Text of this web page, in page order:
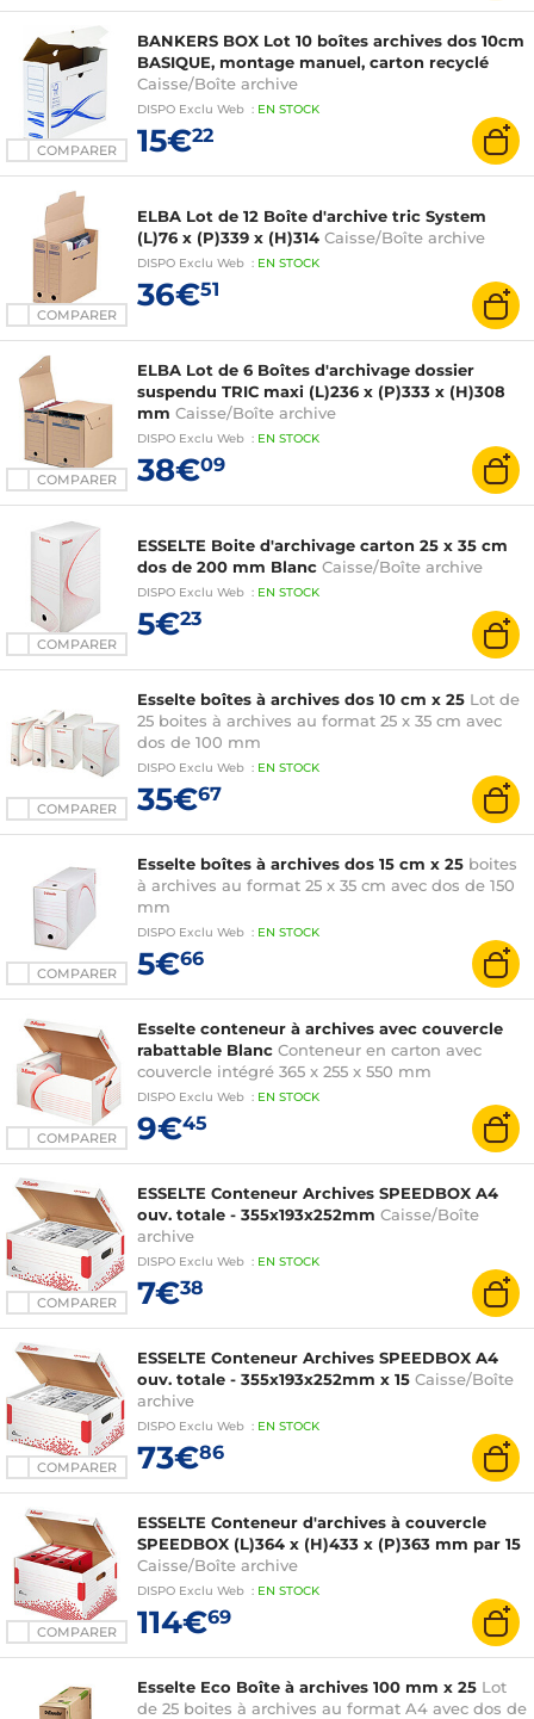
COMPARER
BANKERS BOX Lot 10 boîtes archives dos 10cm
BASIQUE, montage manuel, carton recyclé
Caisse/Boîte archive
DISPO Exclu Web : EN STOCK
15€22
COMPARER
ELBA Lot de 12 Boîte d'archive tric System
(L)76 x (P)339 x (H)314 Caisse/Boîte archive
DISPO Exclu Web : EN STOCK
36€51
COMPARER
ELBA Lot de 6 Boîtes d'archivage dossier
suspendu TRIC maxi (L)236 x (P)333 x (H)308
mm Caisse/Boîte archive
DISPO Exclu Web : EN STOCK
38€09
COMPARER
ESSELTE Boite d'archivage carton 25 x 35 cm
dos de 200 mm Blanc Caisse/Boîte archive
DISPO Exclu Web : EN STOCK
5€23
COMPARER
Esselte boîtes à archives dos 10 cm x 25 Lot de
25 boites à archives au format 25 x 35 cm avec
dos de 100 mm
DISPO Exclu Web : EN STOCK
35€67
COMPARER
Esselte boîtes à archives dos 15 cm x 25 boites
à archives au format 25 x 35 cm avec dos de 150
mm
DISPO Exclu Web : EN STOCK
5€66
COMPARER
Esselte conteneur à archives avec couvercle
rabattable Blanc Conteneur en carton avec
couvercle intégré 365 x 255 x 550 mm
DISPO Exclu Web : EN STOCK
9€45
COMPARER
ESSELTE Conteneur Archives SPEEDBOX A4
ouv. totale - 355x193x252mm Caisse/Boîte
archive
DISPO Exclu Web : EN STOCK
7€38
COMPARER
ESSELTE Conteneur Archives SPEEDBOX A4
ouv. totale - 355x193x252mm x 15 Caisse/Boîte
archive
DISPO Exclu Web : EN STOCK
73€86
COMPARER
ESSELTE Conteneur d'archives à couvercle
SPEEDBOX (L)364 x (H)433 x (P)363 mm par 15
Caisse/Boîte archive
DISPO Exclu Web : EN STOCK
114€69
Esselte Eco Boîte à archives 100 mm x 25 Lot
de 25 boites à archives au format A4 avec dos de